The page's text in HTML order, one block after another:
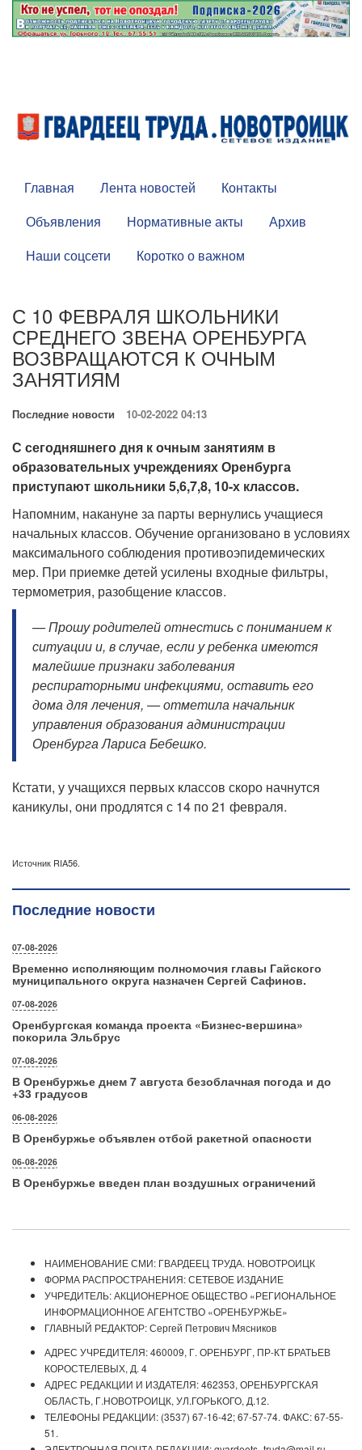
Главная Лента новостей
Контакты
Объявления
Нормативные акты
Архив
Наши соцсети
Коротко о важном
С 10 ФЕВРАЛЯ ШКОЛЬНИКИ
СРЕДНЕГО ЗВЕНА ОРЕНБУРГА
ВОЗВРАЩАЮТСЯ К ОЧНЫМ
ЗАНЯТИЯМ
Последние новости 10-02-2022 04:13
С сегодняшнего дня к очным занятиям в
образовательных учреждениях Оренбурга
приступают школьники 5,6,7,8, 10-х классов.
Напомним, накануне за парты вернулись учащиеся
начальных классов. Обучение организовано в условиях
максимального соблюдения противоэпидемических
мер. При приемке детей усилены входные фильтры,
термометрия, разобщение классов.
— Прошу родителей отнестись с пониманием к
ситуации и, в случае, если у ребенка имеются
малейшие признаки заболевания
респираторными инфекциями, оставить его
дома для лечения, — отметила начальник
управления образования администрации
Оренбурга Лариса Бебешко.
Кстати, у учащихся первых классов скоро начнутся
каникулы, они продлятся с 14 по 21 февраля.
Источник RIA56.
Последние новости
07-08-2026
Временно исполняющим полномочия главы Гайского
муниципального округа назначен Сергей Сафинов.
07-08-2026
Оренбургская команда проекта «Бизнес‑вершина»
покорила Эльбрус
07-08-2026
В Оренбуржье днем 7 августа безоблачная погода и до
+33 градусов
06-08-2026
В Оренбуржье объявлен отбой ракетной опасности
06-08-2026
В Оренбуржье введен план воздушных ограничений
НАИМЕНОВАНИЕ СМИ: ГВАРДЕЕЦ ТРУДА. НОВОТРОИЦК
ФОРМА РАСПРОСТРАНЕНИЯ: СЕТЕВОЕ ИЗДАНИЕ
УЧРЕДИТЕЛЬ: АКЦИОНЕРНОЕ ОБЩЕСТВО «РЕГИОНАЛЬНОЕ
ИНФОРМАЦИОННОЕ АГЕНТСТВО «ОРЕНБУРЖЬЕ»
ГЛАВНЫЙ РЕДАКТОР: Сергей Петрович Мясников
АДРЕС УЧРЕДИТЕЛЯ: 460009, Г. ОРЕНБУРГ, ПР-КТ БРАТЬЕВ
КОРОСТЕЛЕВЫХ, Д. 4
АДРЕС РЕДАКЦИИ И ИЗДАТЕЛЯ: 462353, ОРЕНБУРГСКАЯ
ОБЛАСТЬ, Г.НОВОТРОИЦК, УЛ.ГОРЬКОГО, Д.12.
ТЕЛЕФОНЫ РЕДАКЦИИ: (3537) 67-16-42; 67-57-74. ФАКС: 67-55-
51.